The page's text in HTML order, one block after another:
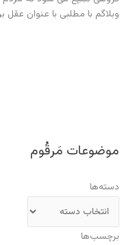
وبلاگم با مطلبی با عنوان
موضوعات مَرقُوم
دسته‌ها
برچسب‌ها